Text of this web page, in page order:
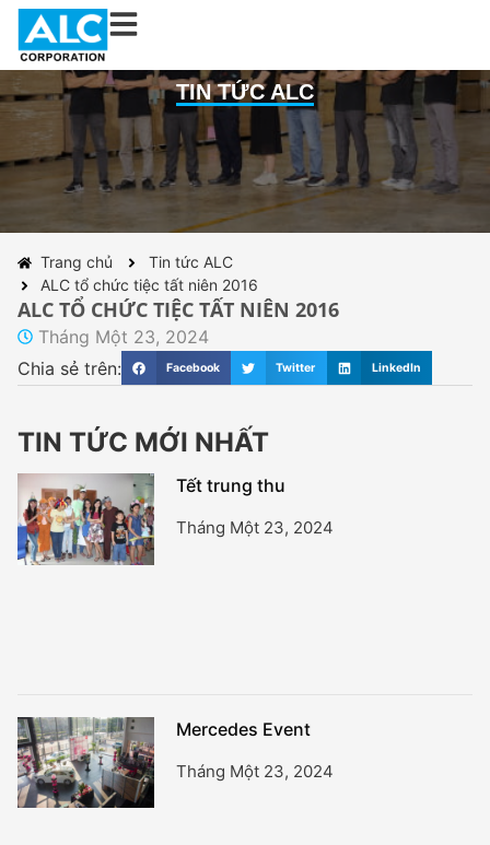
TIN TỨC ALC
Trang chủ
Tin tức ALC
ALC tổ chức tiệc tất niên 2016
ALC TỔ CHỨC TIỆC TẤT NIÊN 2016
Tháng Một 23, 2024
Chia sẻ trên:
Facebook Twitter LinkedIn
TIN TỨC MỚI NHẤT
Tết trung thu
Tháng Một 23, 2024
Mercedes Event
Tháng Một 23, 2024